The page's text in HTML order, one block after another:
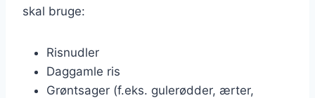
skal bruge:
Risnudler
Daggamle ris
Grøntsager (f.eks. gulerødder, ærter,